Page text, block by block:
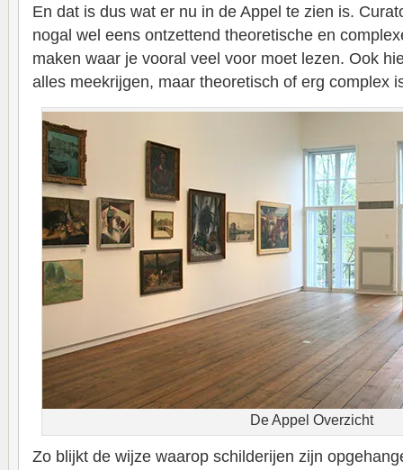
En dat is dus wat er nu in de Appel te zien is.
nogal wel eens ontzettend theoretische en
maken waar je vooral veel voor moet lezen. Ook
alles meekrijgen, maar theoretisch of erg complex
De Appel Overzicht
Zo blijkt de wijze waarop schilderijen zijn